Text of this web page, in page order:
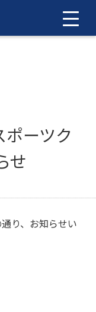
ーツク
せ
り、お知らせい